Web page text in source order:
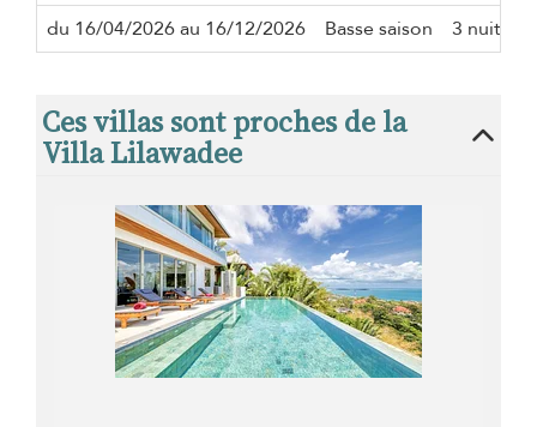
du 16/04/2026 au 16/12/2026
Basse saison 3 nuits
Ces villas sont proches de la
Villa Lilawadee